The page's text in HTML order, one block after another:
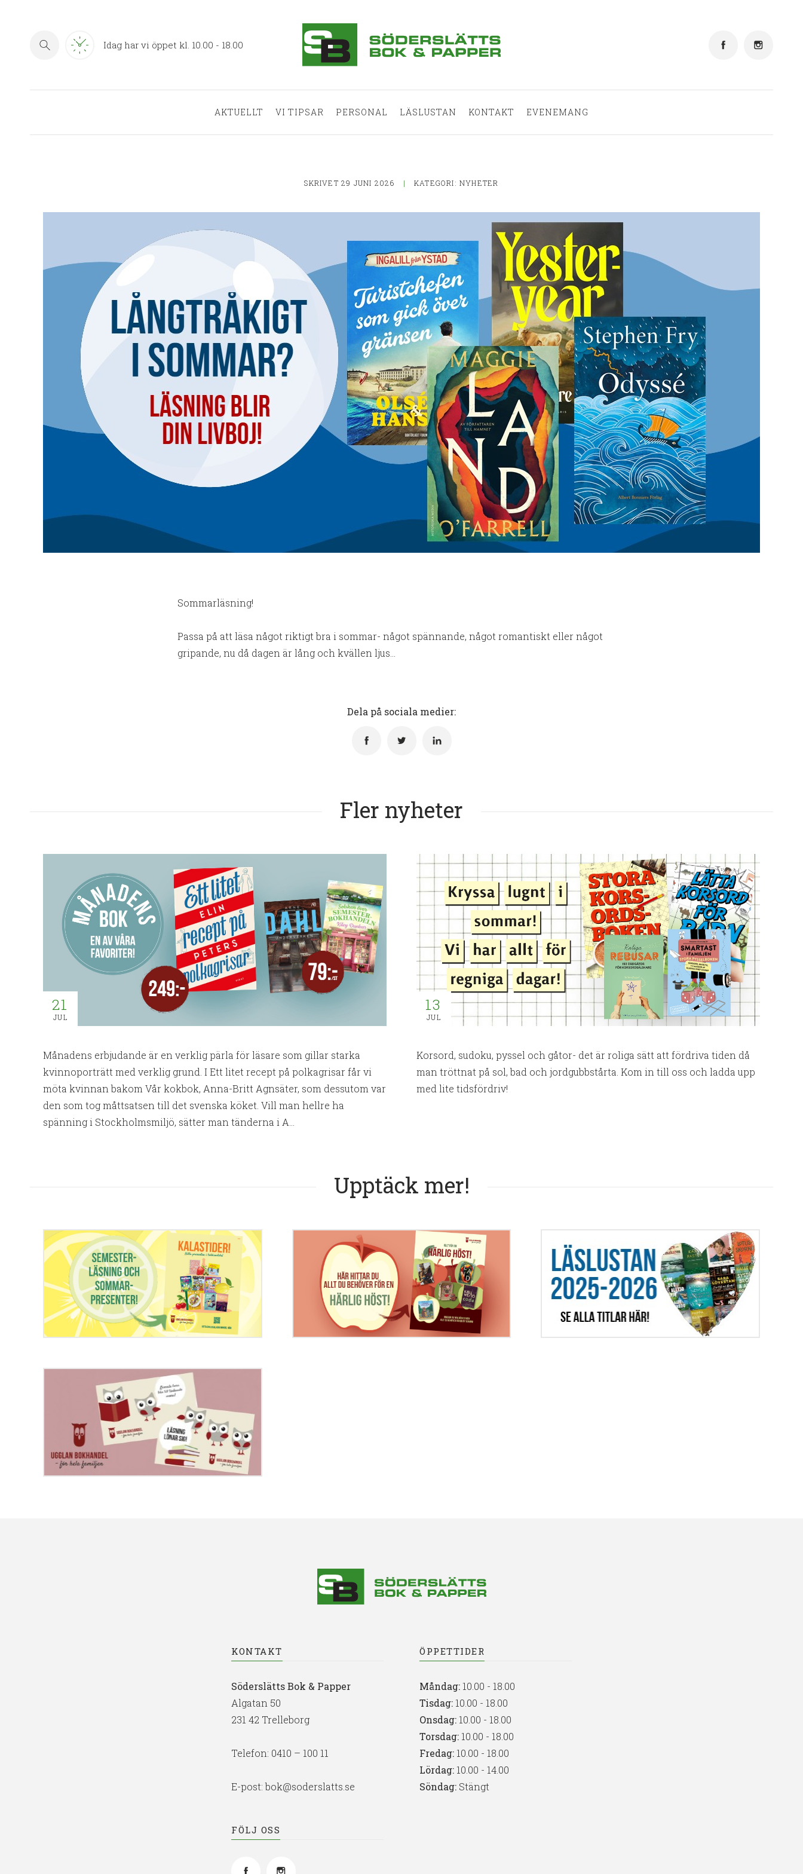
Idag har vi öppet kl. 10.00 - 18.00
AKTUELLT VI TIPSAR PERSONAL LÄSLUSTAN KONTAKT EVENEMANG
SKRIVET 29 JUNI 2026 | KATEGORI:NYHETER
Sommarläsning!
Passa på att läsa något riktigt bra i sommar- något spännande, något romantiskt eller något
gripande, nu då dagen är lång och kvällen ljus…
Dela på sociala medier:
Fler nyheter
21
JUL
Månadens erbjudande är en verklig pärla för läsare som gillar starka
kvinnoporträtt med verklig grund. I Ett litet recept på polkagrisar får vi
möta kvinnan bakom Vår kokbok, Anna-Britt Agnsäter, som dessutom var
den som tog måttsatsen till det svenska köket. Vill man hellre ha
spänning i Stockholmsmiljö, sätter man tänderna i A...
13
JUL
Korsord, sudoku, pyssel och gåtor- det är roliga sätt att fördriva tiden då
man tröttnat på sol, bad och jordgubbstårta. Kom in till oss och ladda upp
med lite tidsfördriv!
Upptäck mer!
KONTAKT
Söderslätts Bok & Papper
Algatan 50
231 42 Trelleborg
Telefon: 0410 – 100 11
E-post:bok@soderslatts.se
FÖLJ OSS
ÖPPETTIDER
Måndag: 10.00 - 18.00
Tisdag: 10.00 - 18.00
Onsdag: 10.00 - 18.00
Torsdag: 10.00 - 18.00
Fredag: 10.00 - 18.00
Lördag: 10.00 - 14.00
Söndag: Stängt
Personal